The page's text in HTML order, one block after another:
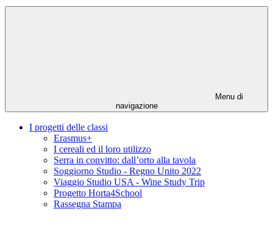
Menu di
navigazione
I progetti delle classi
Erasmus+
I cereali ed il loro utilizzo
Serra in convitto: dall’orto alla tavola
Soggiorno Studio - Regno Unito 2022
Viaggio Studio USA - Wine Study Trip
Progetto Horta4School
Rassegna Stampa